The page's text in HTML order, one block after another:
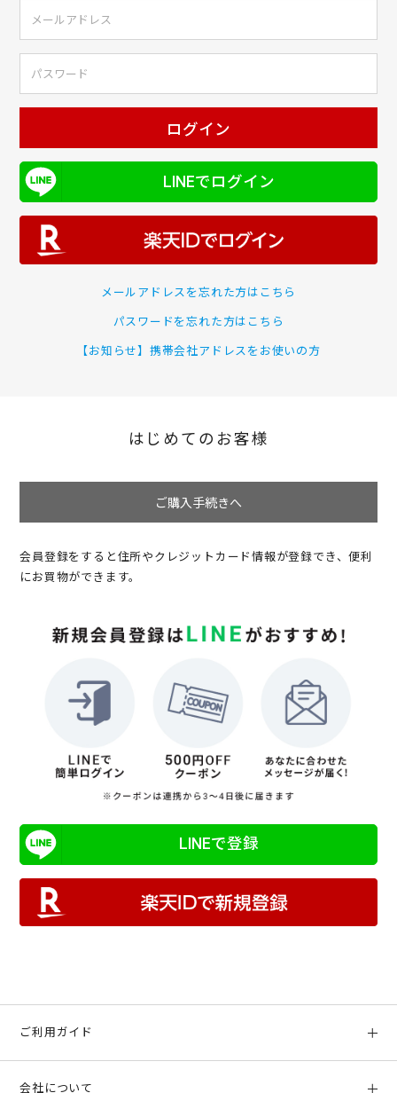
ログイン
LINEでログイン
メールアドレスを忘れた方はこちら
パスワードを忘れた方はこちら
【お知らせ】携帯会社アドレスをお使いの方
はじめてのお客様
ご購入手続きへ
会員登録をすると住所やクレジットカード情報が登録でき、便利
にお買物ができます。
LINEで登録
ご利用ガイド
会社について